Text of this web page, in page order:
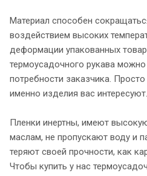
Материал способен
воздействием высоких
деформации упакованных
термоусадочного рукава
потребности заказчика.
именно изделия вас интересуют.
Пленки инертны, имеют
маслам, не пропускают воду и
теряют своей прочности, как
Чтобы купить у нас